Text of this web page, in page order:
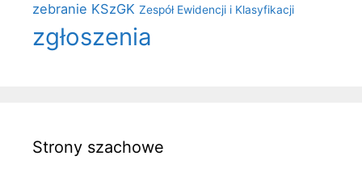
zebranie KSzGK Zespół Ewidencji i Klasyfikacji
zgłoszenia
Strony szachowe